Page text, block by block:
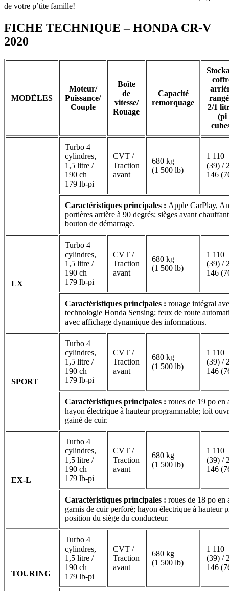
de votre p’tite famille!
FICHE TECHNIQUE – HONDA CR-V
2020
MODÈLES
Moteur/
Puissance/
Couple
Boîte
de
vitesse/
Rouage
Capacité
remorquage
2/1
(pi
Turbo 4
cylindres,
1,5 litre /
190 ch
179 lb-pi
CVT /
Traction
avant
680 kg
(1 500 lb)
1 110
(39) /
146
Caractéristiques principales : Apple CarPlay,
portières arrière à 90 degrés; sièges avant
bouton de démarrage.
LX
Turbo 4
cylindres,
1,5 litre /
190 ch
179 lb-pi
CVT /
Traction
avant
680 kg
(1 500 lb)
1 110
(39) /
146
Caractéristiques principales : rouage intégral
technologie Honda Sensing; feux de route
avec affichage dynamique des informations.
SPORT
Turbo 4
cylindres,
1,5 litre /
190 ch
179 lb-pi
CVT /
Traction
avant
680 kg
(1 500 lb)
1 110
(39) /
146
Caractéristiques principales : roues de 19 po en
hayon électrique à hauteur programmable; toit
gainé de cuir.
EX-L
Turbo 4
cylindres,
1,5 litre /
190 ch
179 lb-pi
CVT /
Traction
avant
680 kg
(1 500 lb)
1 110
(39) /
146
Caractéristiques principales : roues de 18 po en
garnis de cuir perforé; hayon électrique à hauteur
position du siège du conducteur.
TOURING
Turbo 4
cylindres,
1,5 litre /
190 ch
179 lb-pi
CVT /
Traction
avant
680 kg
(1 500 lb)
1 110
(39) /
146